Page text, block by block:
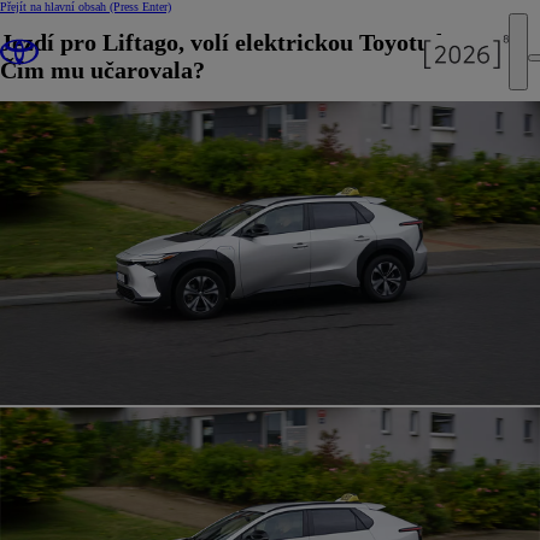
Přejít na hlavní obsah (Press Enter)
Jezdí pro Liftago, volí elektrickou Toyotu bZ4X.
Čím mu učarovala?